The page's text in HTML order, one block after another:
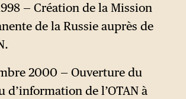
— Création de la Mission
de la Russie auprès de
2000 — Ouverture du
d’information de l’OTAN à